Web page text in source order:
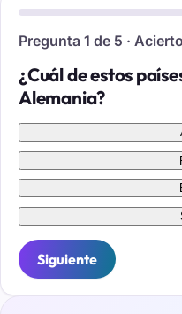
Pregunta 1 de 5 ·
¿Cuál de estos
Alemania?
Siguiente